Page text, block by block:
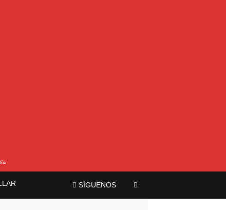
SÍGUENOS